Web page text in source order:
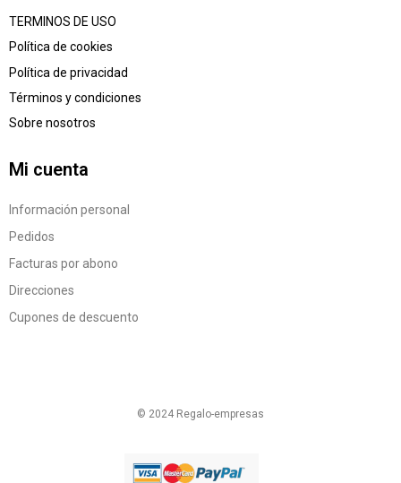
TERMINOS DE USO
Política de cookies
Política de privacidad
Términos y condiciones
Sobre nosotros
Mi cuenta
Información personal
Pedidos
Facturas por abono
Direcciones
Cupones de descuento
© 2024 Regalo-empresas